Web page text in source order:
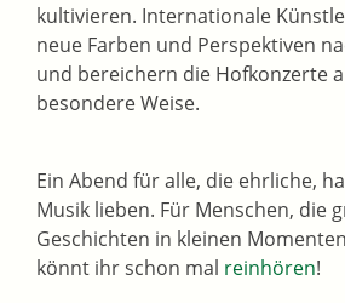
kultivieren. Internationale
neue Farben und Perspektiven
und bereichern die Hofkonzerte
besondere Weise.
Ein Abend für alle, die ehrliche,
Musik lieben. Für Menschen, die
Geschichten in kleinen
könnt ihr schon mal reinhören!